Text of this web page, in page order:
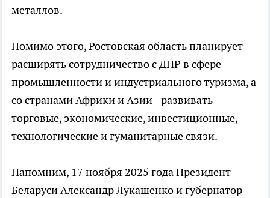
металлов.
Помимо этого, Ростовская область планирует
расширять сотрудничество с ДНР в сфере
промышленности и индустриального туризма, а
со странами Африки и Азии - развивать
торговые, экономические, инвестиционные,
технологические и гуманитарные связи.
Напомним, 17 ноября 2025 года Президент
Беларуси Александр Лукашенко и губернатор